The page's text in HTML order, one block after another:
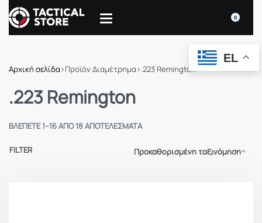
0
Αρχική σελίδα›Προϊόν Διαμέτρημα›.223 Remington
.223 Remington
ΒΛΈΠΕΤΕ 1–16 ΑΠΌ 18 ΑΠΟΤΕΛΈΣΜΑΤΑ
Προκαθορισμένη ταξινόμηση
FILTER
EL